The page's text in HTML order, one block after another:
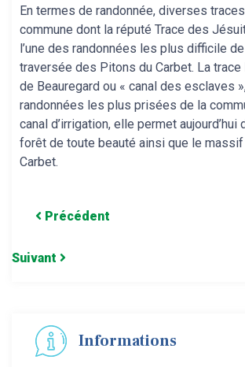
En termes de randonnée, diverses
commune dont la réputé Trace des
l’une des randonnées les plus difficile de
traversée des Pitons du Carbet. La trace
de Beauregard ou « canal des esclaves
randonnées les plus prisées de la
canal d’irrigation, elle permet aujourd’hui
forêt de toute beauté ainsi que le
Carbet.
Précédent
Suivant
Informations